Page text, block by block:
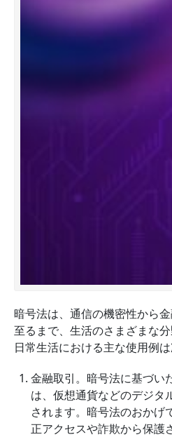
暗号法は、通信の機密性から
至るまで、生活のさまざまな分
日常生活における主な使用例は
金融取引。暗号法に基づい
は、仮想通貨などのデジタ
されます。暗号法のおかげ
正アクセスや詐欺から保護